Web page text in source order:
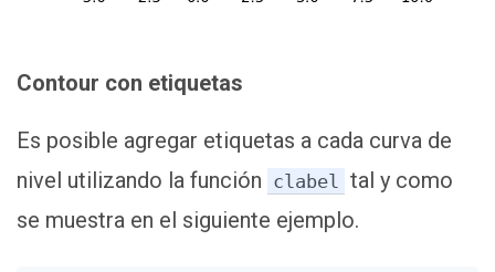
Contour con etiquetas
Es posible agregar etiquetas a cada curva de
nivel utilizando la función clabel tal y como
se muestra en el siguiente ejemplo.